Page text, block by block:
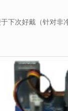
下次好戴（针对非